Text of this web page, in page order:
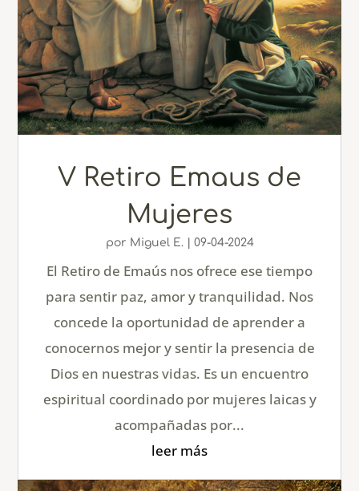
V Retiro Emaus de
Mujeres
por Miguel E.| 09-04-2024
El Retiro de Emaús nos ofrece ese tiempo
para sentir paz, amor y tranquilidad. Nos
concede la oportunidad de aprender a
conocernos mejor y sentir la presencia de
Dios en nuestras vidas. Es un encuentro
espiritual coordinado por mujeres laicas y
acompañadas por...
leer más